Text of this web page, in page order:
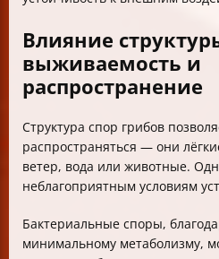
Влияние
выживаемость и
распространение
Структура спор грибов
распространяться — они
ветер, вода или животные.
неблагоприятным условиям
Бактериальные споры,
минимальному метаболизму,